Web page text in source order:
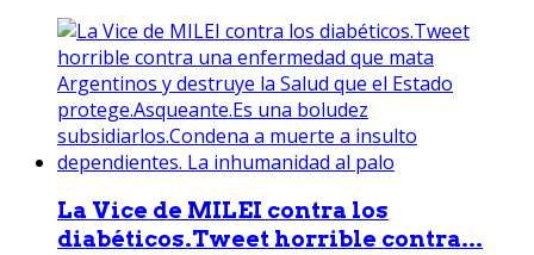
La Vice de MILEI contra los
diabéticos.Tweet horrible contra...